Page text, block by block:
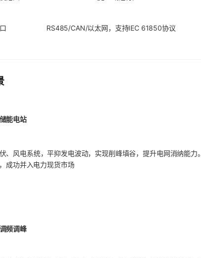
RS485/CAN/以太网，支持IEC 61850协议
能电站
、风电系统，平抑发电波动，实现削峰填谷，提升电网消纳能
成功并入电力现货市场
频调峰